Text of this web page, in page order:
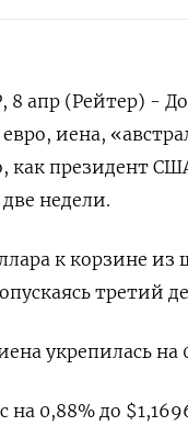
апр (Рейтер) -
иена,
как президент
недели.
к корзине
третий
укрепилась на
на ‌0,88% до